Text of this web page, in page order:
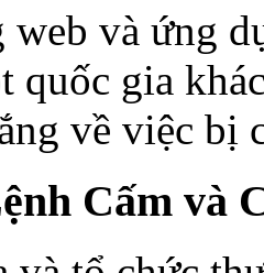
web và ứng
quốc gia
về việc bị
Cấm và